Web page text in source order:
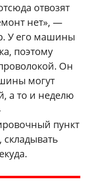
отвозят
нет», —
У его машины
поэтому
Он
могут
а то и неделю
пункт
складывать